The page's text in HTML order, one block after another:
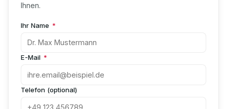
Ihnen.
Ihr Name *
E-Mail *
Telefon (optional)